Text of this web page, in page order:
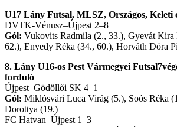
U17 Lány Futsal, MLSZ, Országos, Keleti
DVTK-Vénusz–Újpest 2–8
Gól: Vukovits Radmila (2., 33.), Gyevát
62.), Enyedy Réka (34., 60.), Horváth Dóra
8. Lány U16-os Pest Vármegyei
forduló
Újpest–Gödöllői SK 4–1
Gól: Miklósvári Luca Virág (5.), Soós Réka
Dorottya (19.)
FC Hatvan–Újpest 1–3